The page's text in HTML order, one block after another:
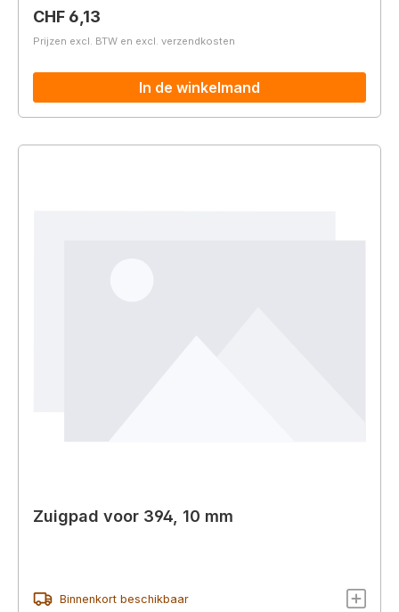
Normale prijs:
CHF 6,13
Prijzen excl. BTW en excl. verzendkosten
In de winkelmand
Zuigpad voor 394, 10 mm
Binnenkort beschikbaar